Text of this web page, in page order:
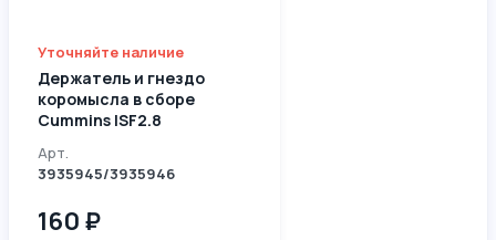
Уточняйте наличие
Держатель и гнездо
коромысла в сборе
Cummins ISF2.8
Арт.
3935945/3935946
160 ₽